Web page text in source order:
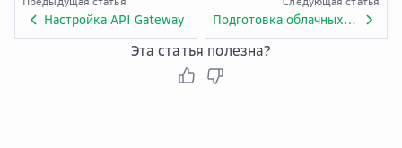
Настройка API Gateway Подготовка облачных ресурсов
Эта статья полезна?